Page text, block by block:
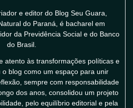
e editor do Blog Seu Guara,
do Paraná, é bacharel em
da Previdência Social e do Banco
do Brasil.
atento às transformações políticas e
blog como um espaço para unir
sempre com responsabilidade
dos anos, consolidou um projeto
pelo equilíbrio editorial e pela